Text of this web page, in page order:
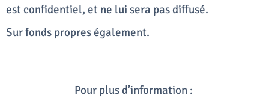
est confidentiel, et ne lui sera pas diffusé.
Sur fonds propres également.
Pour plus d’information :